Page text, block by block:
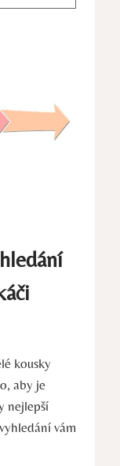
kousky
aby je
nejlepší
vám